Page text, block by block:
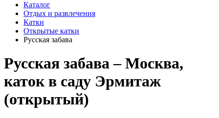
Каталог
Отдых и развлечения
Катки
Открытые катки
Русская забава
Русская забава – Москва,
каток в саду Эрмитаж
(открытый)